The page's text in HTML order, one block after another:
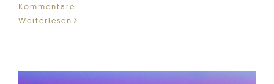
Kommentare
Weiterlesen